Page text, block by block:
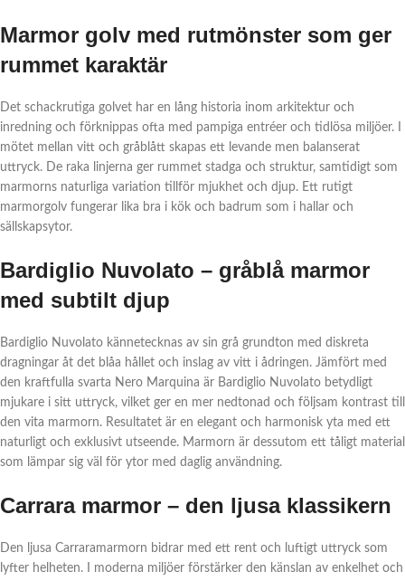
Marmor golv med rutmönster som ger
rummet karaktär
Det schackrutiga golvet har en lång historia inom arkitektur och
inredning och förknippas ofta med pampiga entréer och tidlösa miljöer. I
mötet mellan vitt och gråblått skapas ett levande men balanserat
uttryck. De raka linjerna ger rummet stadga och struktur, samtidigt som
marmorns naturliga variation tillför mjukhet och djup. Ett rutigt
marmorgolv fungerar lika bra i kök och badrum som i hallar och
sällskapsytor.
Bardiglio Nuvolato – gråblå marmor
med subtilt djup
Bardiglio Nuvolato kännetecknas av sin grå grundton med diskreta
dragningar åt det blåa hållet och inslag av vitt i ådringen. Jämfört med
den kraftfulla svarta Nero Marquina är Bardiglio Nuvolato betydligt
mjukare i sitt uttryck, vilket ger en mer nedtonad och följsam kontrast till
den vita marmorn. Resultatet är en elegant och harmonisk yta med ett
naturligt och exklusivt utseende. Marmorn är dessutom ett tåligt material
som lämpar sig väl för ytor med daglig användning.
Carrara marmor – den ljusa klassikern
Den ljusa Carraramarmorn bidrar med ett rent och luftigt uttryck som
lyfter helheten. I moderna miljöer förstärker den känslan av enkelhet och